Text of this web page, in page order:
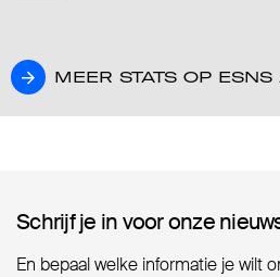
MEER STATS OP
MEER STATS OP
Schrijf je in voor onze
Schrijf je in voor onze
En bepaal welke informatie je wilt